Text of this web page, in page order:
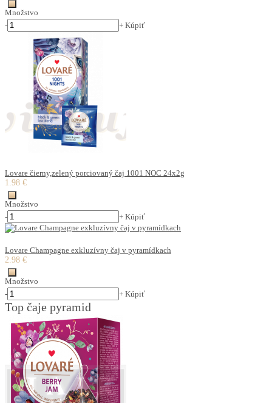
Množstvo
-
+ Kúpiť
Lovare čierny,zelený porciovaný čaj 1001 NOC 24x2g
1.98 €
Množstvo
-
+ Kúpiť
Lovare Champagne exkluzívny čaj v pyramídkach
2.98 €
Množstvo
-
+ Kúpiť
Top čaje pyramid